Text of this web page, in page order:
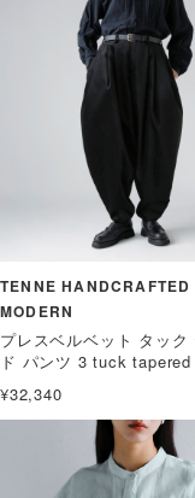
TENNE HANDCRAFTED
MODERN
プレスベルベット タック
ド パンツ 3 tuck
¥32,340